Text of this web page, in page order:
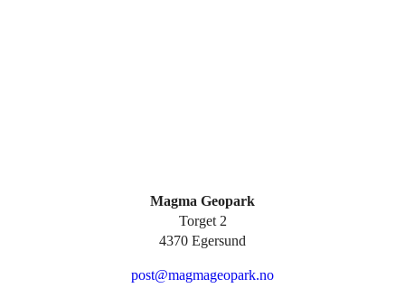
Magma Geopark
Torget 2
4370 Egersund
post@magmageopark.no